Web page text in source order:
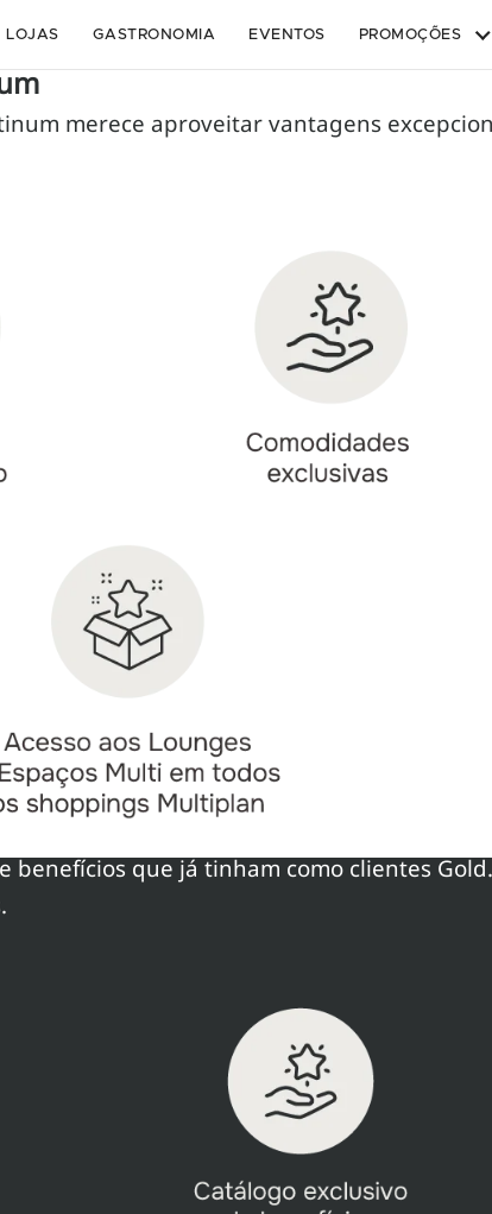
LOJAS GASTRONOMIA EVENTOS PROMOÇÕES
merece aproveitar vantagens
benefícios que já tinham como clientes Gold.